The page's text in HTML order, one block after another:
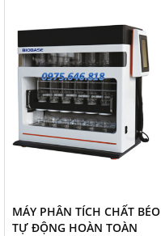
MÁY PHÂN TÍCH CHẤT BÉO
TỰ ĐỘNG HOÀN TOÀN